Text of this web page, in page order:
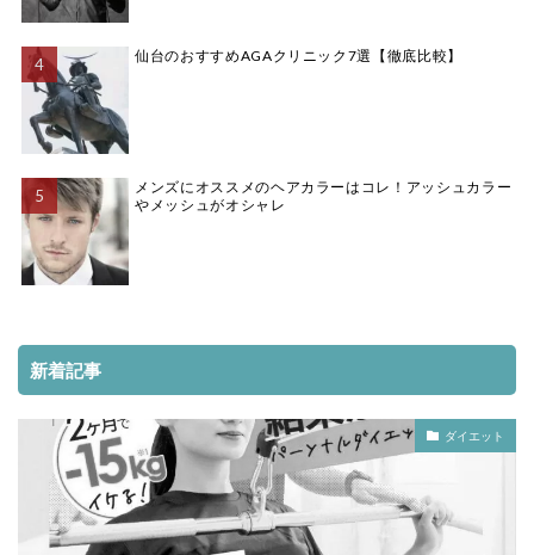
仙台のおすすめAGAクリニック7選【徹底比較】
メンズにオススメのヘアカラーはコレ！アッシュカラー
やメッシュがオシャレ
新着記事
ダイエット